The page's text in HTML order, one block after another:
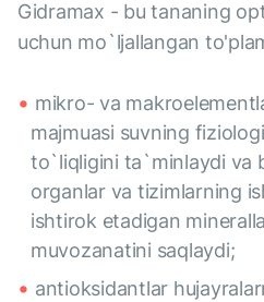
Gidramax - bu tananing
uchun mo`ljallangan
mikro- va
majmuasi suvning
to`liqligini ta`minlaydi va
organlar va tizimlarning
ishtirok etadigan
muvozanatini saqlaydi;
antioksidantlar